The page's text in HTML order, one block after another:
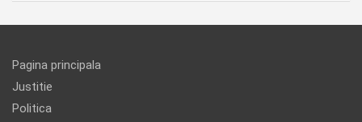
Pagina principala
Justitie
Politica